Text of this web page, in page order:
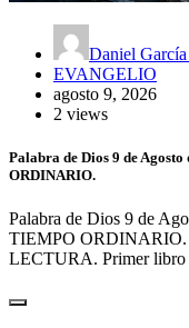
Daniel
EVANGELIO
agosto 9, 2026
2 views
Palabra de Dios 9 de
ORDINARIO.
Palabra de Dios 9 de
TIEMPO ORDINARIO.
LECTURA. Primer libro